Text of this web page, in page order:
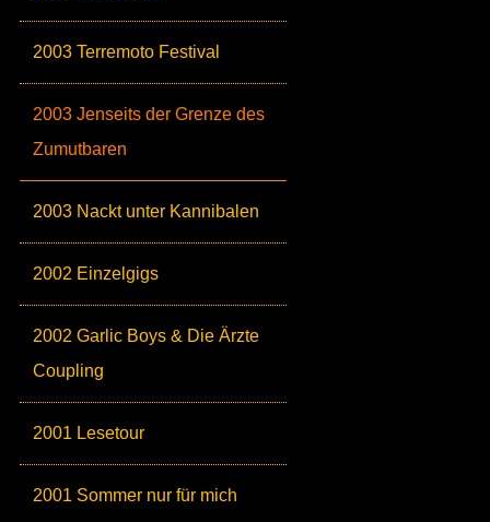
2003 Terremoto Festival
2003 Jenseits der Grenze des
Zumutbaren
2003 Nackt unter Kannibalen
2002 Einzelgigs
2002 Garlic Boys & Die Ärzte
Coupling
2001 Lesetour
2001 Sommer nur für mich